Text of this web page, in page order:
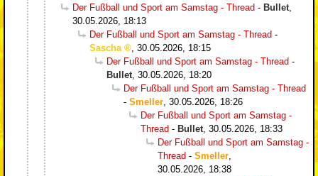
Der Fußball und Sport am Samstag - Thread - Bullet
30.05.2026, 18:13
Der Fußball und Sport am Samstag - Thread -
Sascha
30.05.2026, 18:15
Der Fußball und Sport am Samstag - Thread -
Bullet 30.05.2026, 18:20
Der Fußball und Sport am Samstag - Thread
- Smeller 30.05.2026, 18:26
Der Fußball und Sport am Samstag -
Thread - Bullet 30.05.2026, 18:33
Der Fußball und Sport am Samstag -
Thread - Smeller
30.05.2026, 18:38